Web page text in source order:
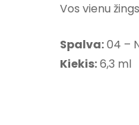
Vos vienu
Spalva:04 –
Kiekis:6,3 ml